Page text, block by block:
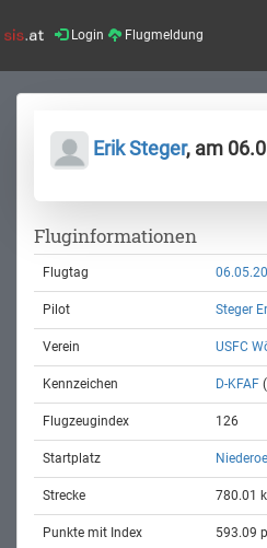
Login Flugmeldung
Erik Steger, am
Fluginformationen
Flugtag
Pilot Steger
Verein USFC
Kennzeichen D-KFAF
Flugzeugindex 126
Startplatz
Strecke 780.01
Punkte mit Index 593.09